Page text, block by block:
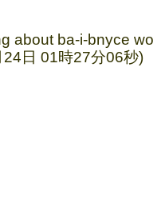
about ba-i-bnyce wo
日 01時27分06秒)